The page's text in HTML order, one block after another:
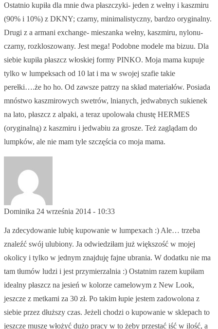
Ostatnio kupiła dla mnie dwa płaszczyki- jeden z wełny i kaszmiru
(90% i 10%) z DKNY; czarny, minimalistyczny, bardzo oryginalny.
Drugi z a armani exchange- mieszanka wełny, kaszmiru, nylonu-
czarny, rozkloszowany. Jest mega! Podobne modele ma bizuu. Dla
siebie kupiła płaszcz włoskiej formy PINKO. Moja mama kupuje
tylko w lumpeksach od 10 lat i ma w swojej szafie takie
perełki….że ho ho. Od zawsze patrzy na skład materiałów. Posiada
mnóstwo kaszmirowych swetrów, lnianych, jedwabnych sukienek
na lato, płaszcz z alpaki, a teraz upolowała chustę HERMES
(oryginalną) z kaszmiru i jedwabiu za grosze. Też zaglądam do
lumpków, ale nie mam tyle szczęścia co moja mama.
Dominika 24 września 2014 - 10:33
Ja zdecydowanie lubię kupowanie w lumpexach :) Ale… trzeba
znaleźć swój ulubiony. Ja odwiedziłam już większość w mojej
okolicy i tylko w jednym znajduję fajne ubrania. W dodatku nie ma
tam tłumów ludzi i jest przymierzalnia :) Ostatnim razem kupiłam
idealny płaszcz na jesień w kolorze camelowym z New Look,
jeszcze z metkami za 30 zł. Po takim łupie jestem zadowolona z
siebie przez dłuższy czas. Jeżeli chodzi o kupowanie w sklepach to
jeszcze muszę włożyć dużo pracy w to żeby przestać iść w ilość, a